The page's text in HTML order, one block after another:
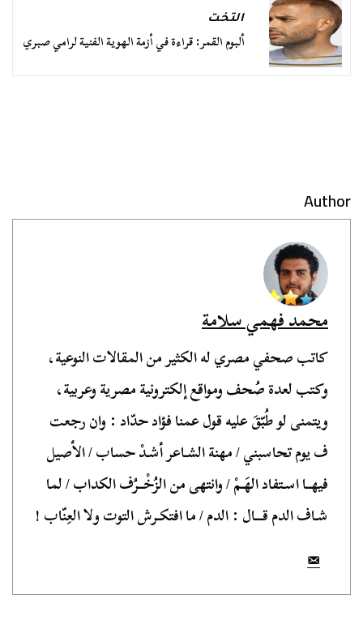
التخت
ألبوم القمر: قراءة في أزمة الهوية الفنية لرامي صبري
Author
محمد فهمي سلامة
كاتب صحفي مصري له الكثير من المقالات النوعية،
وكتب لعدة صُحف ومواقع إلكترونية مصرية وعربية،
ويتمنى لو طُبّقَ عليه قول عمنا فؤاد حدّاد : وان رجعت
ف يوم تحاسبني / مهنة الشـاعر أشـدْ حساب / الأصيل
فيهــا اسـتفاد الهَـمْ / وانتهى من الزُخْــرُف الكداب / لما
شـاف الدم قـــال : الدم / ما افتكـرش التوت ولا العِنّاب !